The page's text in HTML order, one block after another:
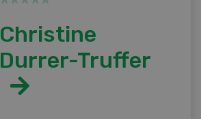
Christine
Durrer-Truffer